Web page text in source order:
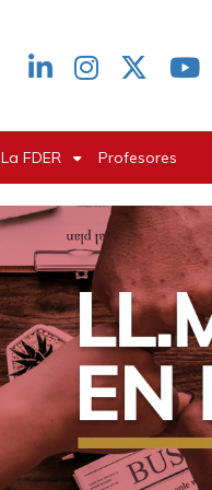
Redes
header
La FDER Profesores